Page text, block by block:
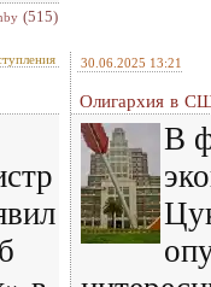
(515)
30.06.2025 13:21
Олигархия в
В